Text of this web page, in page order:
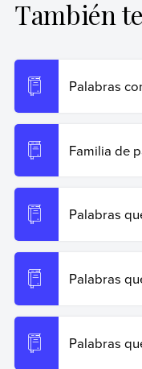
Miller, Ignacio (25
Recuperado el 19
https://
Copiar cita
También
Palabras
Familia de
Palabras
Palabras
Palabras